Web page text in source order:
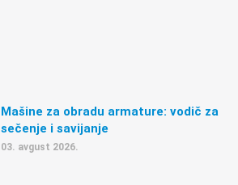
Mašine za obradu armature: vodič za
sečenje i savijanje
03. avgust 2026.